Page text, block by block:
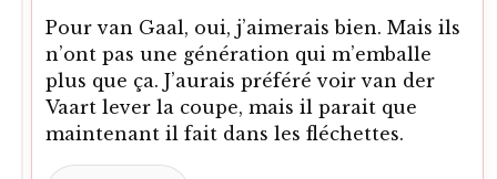
Pour van Gaal, oui, j’aimerais bien. Mais ils
n’ont pas une génération qui m’emballe
plus que ça. J’aurais préféré voir van der
Vaart lever la coupe, mais il parait que
maintenant il fait dans les fléchettes.